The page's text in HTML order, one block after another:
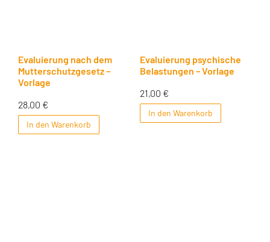
Evaluierung nach dem
Mutterschutzgesetz –
Vorlage
28,00 €
In den Warenkorb
Evaluierung psychische
Belastungen – Vorlage
21,00 €
In den Warenkorb